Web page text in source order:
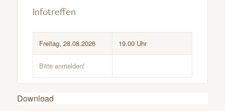
Infotreffen
Freitag, 28.08.2026 19.00 Uhr
Bitte anmelden!
Download